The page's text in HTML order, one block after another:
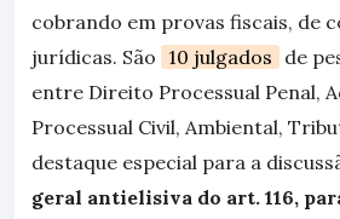
cobrando em provas fiscais, de
jurídicas. São 10 julgados de
entre Direito Processual Penal,
Processual Civil, Ambiental,
destaque especial para a
geral antielisiva do art. 116,